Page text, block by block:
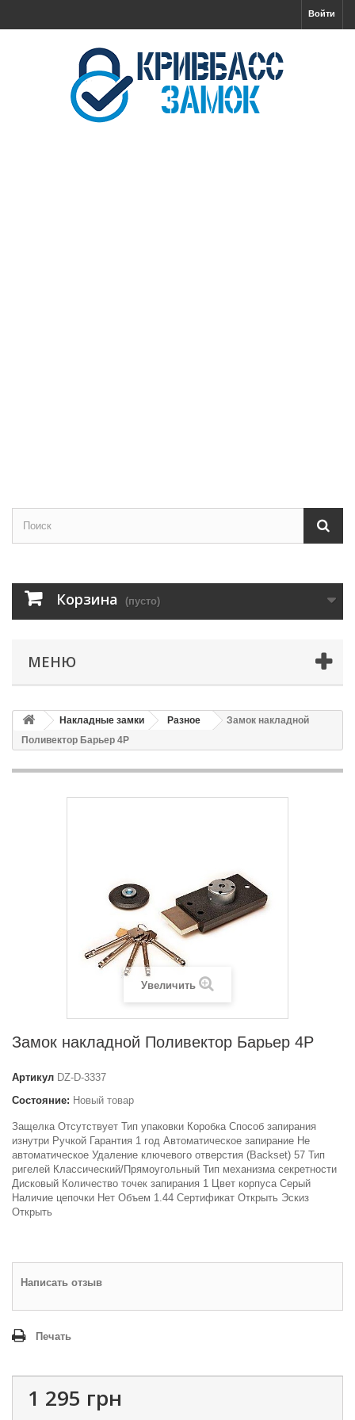
Войти
Корзина (пусто)
МЕНЮ
Накладные замки Разное
Замок накладной
Поливектор Барьер 4Р
Увеличить
Замок накладной Поливектор Барьер 4Р
Артикул DZ-D-3337
Состояние: Новый товар
Защелка Отсутствует Тип упаковки Коробка Способ запирания
изнутри Ручкой Гарантия 1 год Автоматическое запирание Не
автоматическое Удаление ключевого отверстия (Backset) 57 Тип
ригелей Классический/Прямоугольный Тип механизма секретности
Дисковый Количество точек запирания 1 Цвет корпуса Серый
Наличие цепочки Нет Объем 1.44 Сертификат Открыть Эскиз
Открыть
Написать отзыв
Печать
1 295 грн